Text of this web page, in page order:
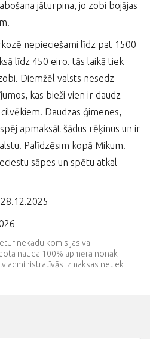
jāturpina, jo zobi bojājas
nepieciešami līdz pat 1500
līdz 450 eiro. tās laikā tiek
Diemžēl valsts nesedz
kas bieži vien ir daudz
Daudzas ģimenes,
apmaksāt šādus rēķinus un ir
Palīdzēsim kopā Mikum!
sāpes un spētu atkal
nekādu komisijas vai
nauda 100% apmērā nonāk
administratīvās izmaksas netiek